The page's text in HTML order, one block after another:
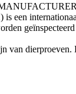
internationaal
van